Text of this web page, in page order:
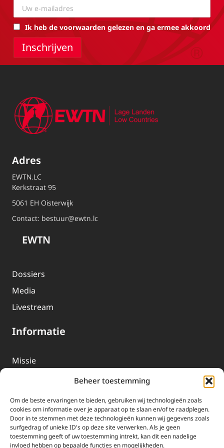
Beheer toestemming
Om de beste ervaringen te bieden, gebruiken wij technologieën zoals
cookies om informatie over je apparaat op te slaan en/of te raadplegen.
Door in te stemmen met deze technologieën kunnen wij gegevens zoals
surfgedrag of unieke ID's op deze site verwerken. Als je geen
toestemming geeft of uw toestemming intrekt, kan dit een nadelige
invloed hebben op bepaalde functies en mogelijkheden.
Ik heb de voorwaarden gelezen en ga ermee akkoord
Adres
EWTN.LC
Kerkstraat 95
5061 EH Oisterwijk
Contact: bestuur@ewtn.lc
EWTN
Dossiers
Media
Livestream
Informatie
Missie
EWTN-Team
Organisatiegegevens